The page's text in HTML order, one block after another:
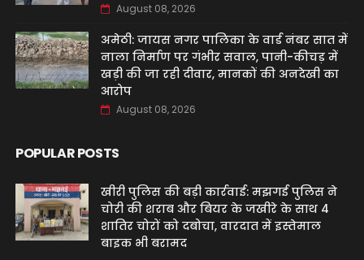
August 08, 2026
अमेठी: जायस नगर पालिका के वार्ड नंबर सात में
नाला निर्माण पर गंभीर सवाल, पानी-कीचड़ में
खड़ी की जा रही दीवार, मानकों की अनदेखी का
आरोप
August 08, 2026
POPULAR POSTS
खीरी पुलिस की बड़ी कार्रवाई: मझगई पुलिस ने
चोरी की शराब और बियर के जखीरे के साथ 4
शातिर चोरों को दबोचा, वारदात में इस्तेमाल
बाइक भी बरामद